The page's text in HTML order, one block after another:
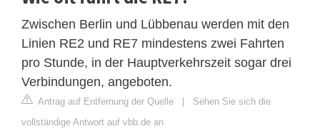
Zwischen Berlin und Lübbenau werden mit den
Linien RE2 und RE7 mindestens zwei Fahrten
pro Stunde, in der Hauptverkehrszeit sogar drei
Verbindungen, angeboten.
Antrag auf Entfernung der Quelle
Sehen Sie sich die
vollständige Antwort auf vbb.de an